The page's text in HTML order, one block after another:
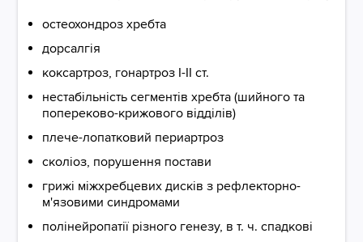
остеохондроз хребта
дорсалгія
коксартроз, гонартроз I-II ст.
нестабільність сегментів хребта (шийного та
попереково-крижового відділів)
плече-лопатковий периартроз
сколіоз, порушення постави
грижі міжхребцевих дисків з рефлекторно-
м'язовими синдромами
полінейропатії різного генезу, в т. ч. спадкові